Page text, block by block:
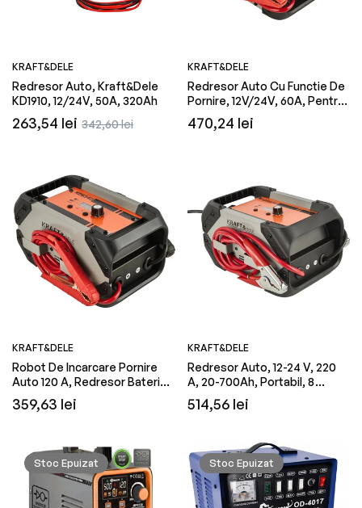
KRAFT&DELE
Redresor Auto, Kraft&Dele
KD1910, 12/24V, 50A, 320Ah
Preț
263,54 lei Preț
342,60 lei
KRAFT&DELE
Redresor Auto Cu Functie De
Pornire, 12V/24V, 60A, Pentru
Acumulatori 20-500Ah,
Kraft&Dele KD5341
Preț
470,24 lei
KRAFT&DELE
Robot De Incarcare Pornire
Auto 120 A, Redresor Baterie,
12-24 V, 35 A, Kraft&Dele
KD5340
Preț
359,63 lei
KRAFT&DELE
Redresor Auto, 12-24 V, 220
A, 20-700Ah, Portabil, 8
Niveluri Protectie, Kraft&Dele
KD5342
Preț
514,56 lei
Stoc Epuizat Stoc Epuizat